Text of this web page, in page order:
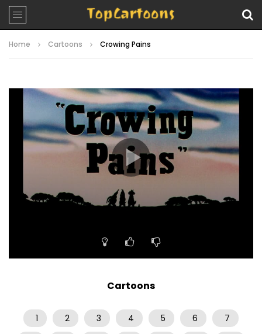
Home Cartoons Crowing Pains
Video
Cartoons
1 2 3 4 5 6
7